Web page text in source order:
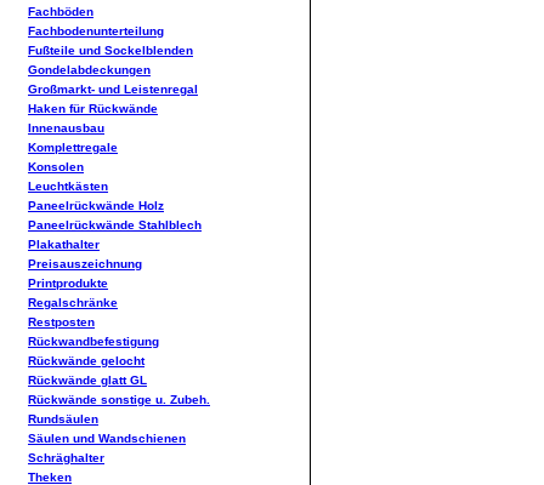
Fachböden
Fachbodenunterteilung
Fußteile und Sockelblenden
Gondelabdeckungen
Großmarkt- und Leistenregal
Haken für Rückwände
Innenausbau
Komplettregale
Konsolen
Leuchtkästen
Paneelrückwände Holz
Paneelrückwände Stahlblech
Plakathalter
Preisauszeichnung
Printprodukte
Regalschränke
Restposten
Rückwandbefestigung
Rückwände gelocht
Rückwände glatt GL
Rückwände sonstige u. Zubeh.
Rundsäulen
Säulen und Wandschienen
Schräghalter
Theken